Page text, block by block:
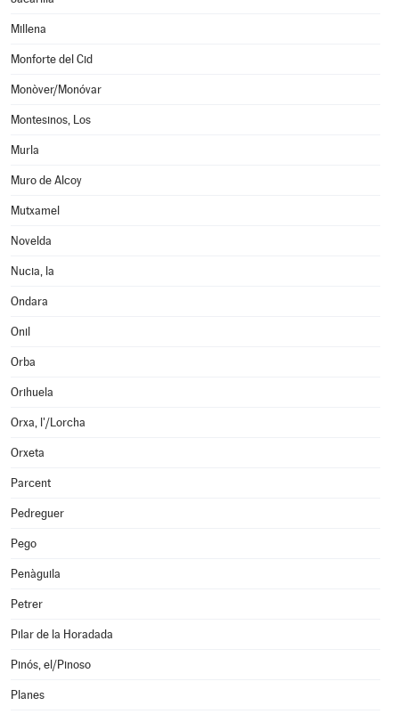
Millena
Monforte del Cid
Monòver/Monóvar
Montesinos, Los
Murla
Muro de Alcoy
Mutxamel
Novelda
Nucia, la
Ondara
Onil
Orba
Orihuela
Orxa, l'/Lorcha
Orxeta
Parcent
Pedreguer
Pego
Penàguila
Petrer
Pilar de la Horadada
Pinós, el/Pinoso
Planes